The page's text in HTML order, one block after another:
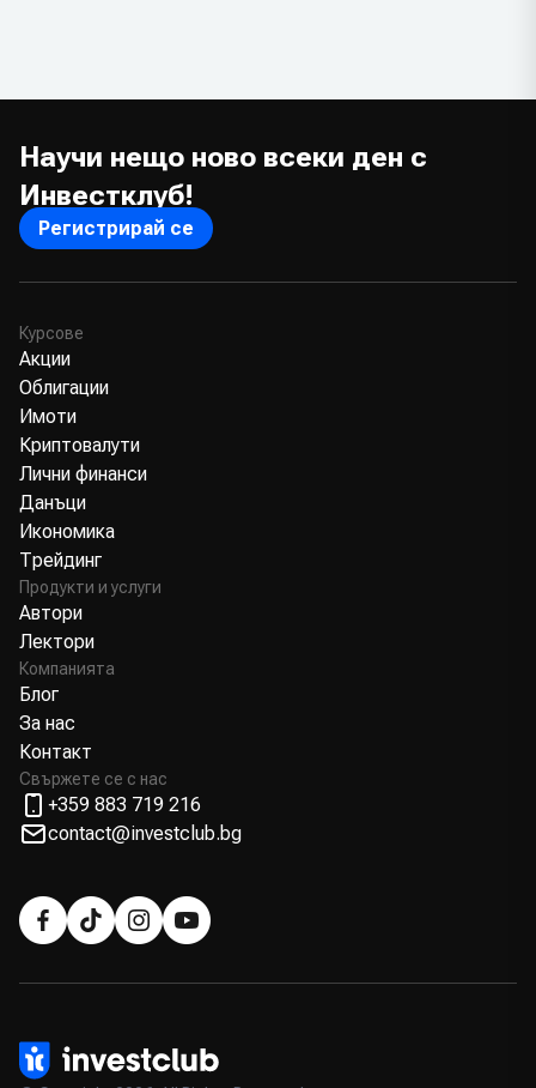
Научи нещо ново всеки ден с
Инвестклуб!
Регистрирай се
Курсове
Акции
Облигации
Имоти
Криптовалути
Лични финанси
Данъци
Икономика
Трейдинг
Продукти и услуги
Автори
Лектори
Компанията
Блог
За нас
Контакт
Свържете се с нас
+359 883 719 216
contact@investclub.bg